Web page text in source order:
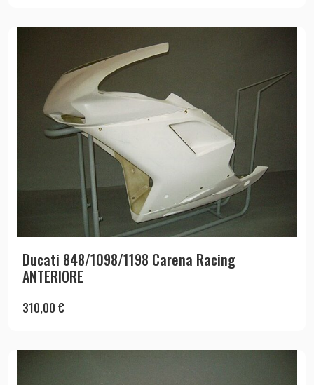
Ducati 848/1098/1198 Carena Racing
ANTERIORE
310,00 €